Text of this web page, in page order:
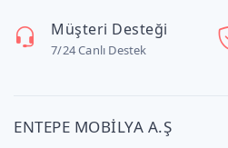
Müşteri Desteği
7/24 Canlı Destek
ENTEPE MOBİLYA A.Ş